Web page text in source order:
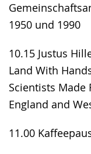
1950 und 1990
10.15 Justus
Land With
Scientists
England and
11.00